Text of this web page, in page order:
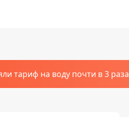
тариф на воду почти в 3 раза